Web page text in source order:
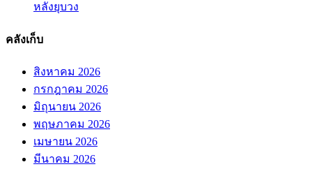
หลังยุบวง
คลังเก็บ
สิงหาคม 2026
กรกฎาคม 2026
มิถุนายน 2026
พฤษภาคม 2026
เมษายน 2026
มีนาคม 2026